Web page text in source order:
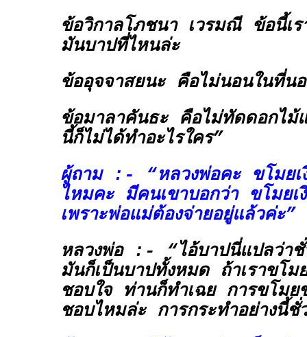
ข้อวิกาลโภชนา เวรมณี ข้อนี้เร
มันบาปที่ไหนล่ะ
ข้ออุจจาสยนะ คือไม่นอนในที่น
ข้อมาลาคันธะ คือไม่ทัดดอกไม้
นี้ก็ไม่ได้ทำอะไรใคร”
ผู้ถาม :- “หลวงพ่อคะ ขโมยเ
ไหมคะ มีคนเขาบอกว่า ขโมยเ
เพราะพ่อแม่ต้องจ่ายอยู่แล้วค่ะ”
หลวงพ่อ :- “ไอ้บาปนี่แปลว่าชั่
มันก็เป็นบาปทั้งหมด ถ้าเราขโ
ชอบใจ ท่านก็ทำเฉย การขโม
ชอบไหมล่ะ การกระทำอย่างนี้